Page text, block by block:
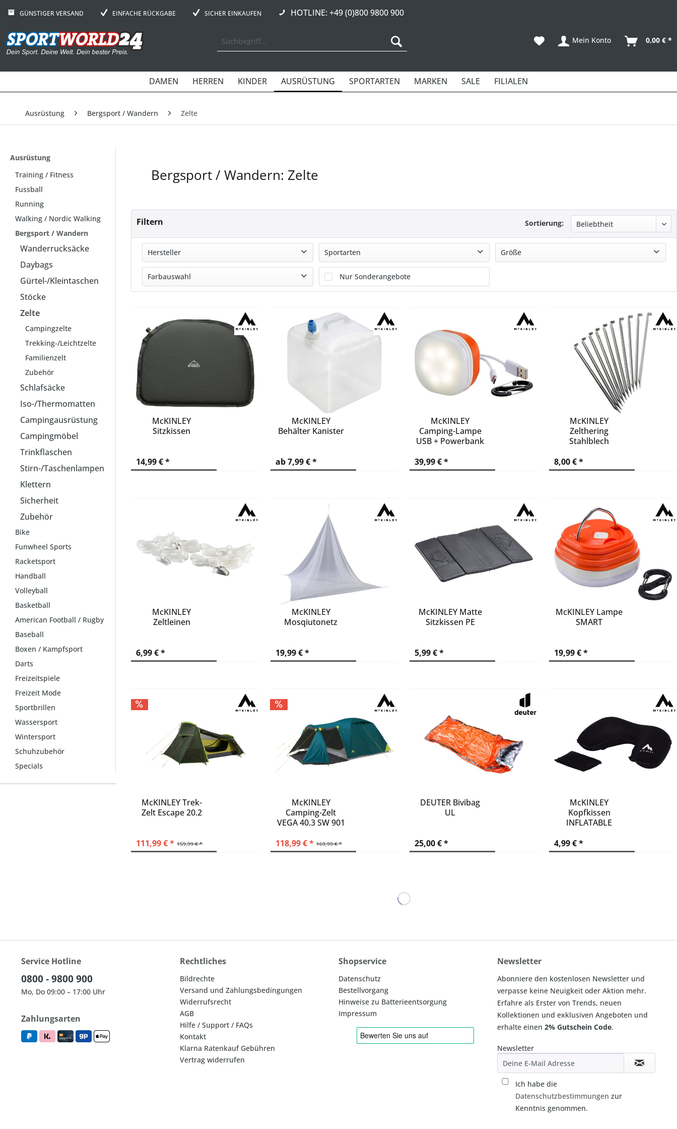
GÜNSTIGER VERSAND EINFACHE RÜCKGABE SICHER EINKAUFEN HOTLINE: +49 (0)800 9800 900
Mein Konto 0,00 € *
DAMEN HERREN KINDER AUSRÜSTUNG SPORTARTEN MARKEN SALE FILIALEN
Ausrüstung Bergsport / Wandern Zelte
Ausrüstung
Training / Fitness
Fussball
Running
Walking / Nordic Walking
Bergsport / Wandern
Wanderrucksäcke
Daybags
Gürtel-/Kleintaschen
Stöcke
Zelte
Campingzelte
Trekking-/Leichtzelte
Familienzelt
Zubehör
Schlafsäcke
Iso-/Thermomatten
Campingausrüstung
Campingmöbel
Trinkflaschen
Stirn-/Taschenlampen
Klettern
Sicherheit
Zubehör
Bike
Funwheel Sports
Racketsport
Handball
Volleyball
Basketball
American Football / Rugby
Baseball
Boxen / Kampfsport
Darts
Freizeitspiele
Freizeit Mode
Sportbrillen
Wassersport
Wintersport
Schuhzubehör
Specials
Bergsport / Wandern: Zelte
Filtern Sortierung:
Hersteller
DEUTER
McKINLEY
Sportarten
Camping
Größe
15
Farbauswahl
grün
silber
weiß
Nur Sonderangebote
McKINLEY
Sitzkissen
14,99 € *
McKINLEY
Behälter Kanister
ab 7,99 € *
McKINLEY
Camping-Lampe
USB + Powerbank
39,99 € *
McKINLEY
Zelthering
Stahlblech
8,00 € *
McKINLEY
Zeltleinen
6,99 € *
McKINLEY
Mosqiutonetz
19,99 € *
McKINLEY Matte
Sitzkissen PE
5,99 € *
McKINLEY Lampe
SMART
19,99 € *
McKINLEY Trek-
Zelt Escape 20.2
159,99 € *
111,99 € *
McKINLEY
Camping-Zelt
VEGA 40.3 SW 901
169,99 € *
118,99 € *
DEUTER Bivibag
UL
25,00 € *
McKINLEY
Kopfkissen
INFLATABLE
4,99 € *
Service Hotline
0800 - 9800 900
Mo, Do 09:00 – 17:00 Uhr
Zahlungsarten
Rechtliches
Bildrechte
Versand und Zahlungsbedingungen
Widerrufsrecht
AGB
Hilfe / Support / FAQs
Kontakt
Klarna Ratenkauf Gebühren
Vertrag widerrufen
Shopservice
Datenschutz
Bestellvorgang
Hinweise zu Batterieentsorgung
Impressum
Newsletter
Abonniere den kostenlosen Newsletter und
verpasse keine Neuigkeit oder Aktion mehr.
Erfahre als Erster von Trends, neuen
Kollektionen und exklusiven Angeboten und
erhalte einen 2% Gutschein Code.
Newsletter
Ich habe die
Datenschutzbestimmungen zur
Kenntnis genommen.